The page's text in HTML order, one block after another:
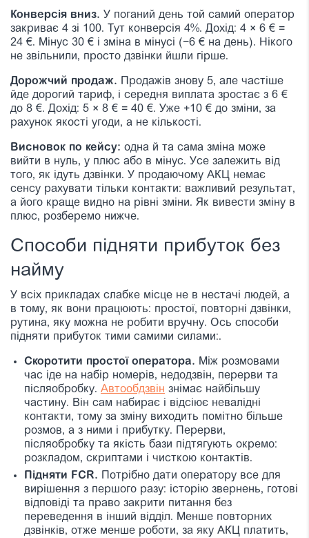
Конверсія вниз. У поганий день той самий оператор
закриває 4 зі 100. Тут конверсія 4%. Дохід: 4 × 6 € =
24 €. Мінус 30 € і зміна в мінусі (−6 € на день). Нікого
не звільнили, просто дзвінки йшли гірше.
Дорожчий продаж. Продажів знову 5, але частіше
йде дорогий тариф, і середня виплата зростає з 6 €
до 8 €. Дохід: 5 × 8 € = 40 €. Уже +10 € до зміни, за
рахунок якості угоди, а не кількості.
Висновок по кейсу: одна й та сама зміна може
вийти в нуль, у плюс або в мінус. Усе залежить від
того, як ідуть дзвінки. У продаючому АКЦ немає
сенсу рахувати тільки контакти: важливий результат,
а його краще видно на рівні зміни. Як вивести зміну в
плюс, розберемо нижче.
Способи підняти прибуток без
найму
У всіх прикладах слабке місце не в нестачі людей, а
в тому, як вони працюють: простої, повторні дзвінки,
рутина, яку можна не робити вручну. Ось способи
підняти прибуток тими самими силами:.
Скоротити простої оператора. Між розмовами
час іде на набір номерів, недодзвін, перерви та
післяобробку. Автообдзвiн знімає найбільшу
частину. Він сам набирає і відсіює невалідні
контакти, тому за зміну виходить помітно більше
розмов, а з ними і прибутку. Перерви,
післяобробку та якість бази підтягують окремо:
розкладом, скриптами і чисткою контактів.
Підняти FCR. Потрібно дати оператору все для
вирішення з першого разу: історію звернень, готові
відповіді та право закрити питання без
переведення в інший відділ. Менше повторних
дзвінків, отже менше роботи, за яку АКЦ платить,